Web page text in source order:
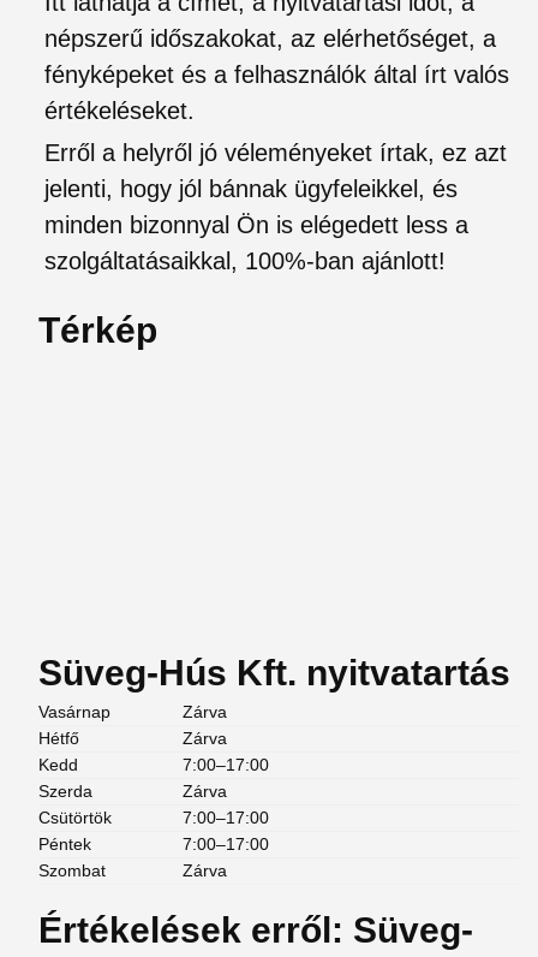
népszerű időszakokat, az elérhetőséget, a
fényképeket és a felhasználók által írt valós
értékeléseket.
Erről a helyről jó véleményeket írtak, ez azt
jelenti, hogy jól bánnak ügyfeleikkel, és
minden bizonnyal Ön is elégedett less a
szolgáltatásaikkal, 100%-ban ajánlott!
Térkép
Süveg-Hús Kft. nyitvatartás
Vasárnap
Zárva
Hétfő
Zárva
Kedd
7:00–17:00
Szerda
Zárva
Csütörtök
7:00–17:00
Péntek
7:00–17:00
Szombat
Zárva
Értékelések erről: Süveg-